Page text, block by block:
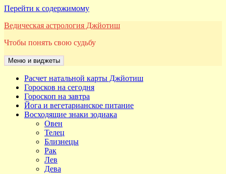
Перейти к содержимому
Ведическая астрология Джйотиш
Чтобы понять свою судьбу
Меню и виджеты
Расчет натальной карты Джйотиш
Горосков на сегодня
Гороскоп на завтра
Йога и вегетарианское питание
Восходящие знаки зодиака
Овен
Телец
Близнецы
Рак
Лев
Дева